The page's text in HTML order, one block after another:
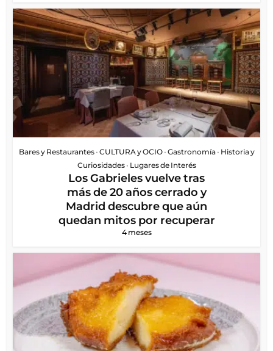
Bares y Restaurantes • CULTURA y OCIO • Gastronomía • Historia y
Curiosidades • Lugares de Interés
Los Gabrieles vuelve tras
más de 20 años cerrado y
Madrid descubre que aún
quedan mitos por recuperar
4 meses